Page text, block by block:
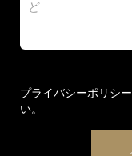
プライバシーポリシー
い。